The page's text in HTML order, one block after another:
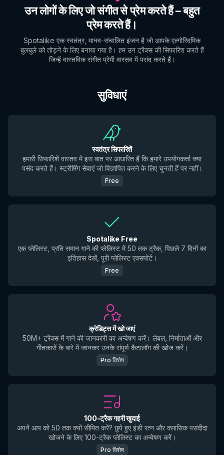
उन लोगों के लिए जो संगीत से प्रेम करते हैं – बहुत
प्रेम करते हैं।
Spotalike एक स्वतंत्र, मानव-संचालित इंजन है जो आपके एल्गोरिदमिक
बुलबुले को तोड़ने के लिए बनाया गया है। हम उन ट्रैक्स की सिफारिश करते हैं
जिन्हें वास्तविक संगीत प्रेमी वास्तव में पसंद करते हैं।
सुविधाएं
स्वतंत्र सिफारिशें
हमारी सिफारिशें वास्तव में इस बात पर आधारित हैं कि हमारे उपयोगकर्ता क्या
पसंद करते हैं। स्ट्रीमिंग सेवाएं जो विज्ञापित करने के लिए चुनती हैं पर नहीं।
Free
Spotalike Free
एक प्लेलिस्ट, प्रति समान गाने की प्लेलिस्ट में 50 तक ट्रैक, पिछले 7 दिनों का
इतिहास देखें, पूरी प्लेलिस्ट एक्सपोर्ट।
Free
क्रेडिट्स में खो जाएं
50M+ ट्रैक्स में गाने की जानकारी का अन्वेषण करें। लेबल, निर्माताओं और
गीतकारों के बारे में जानकर उनके संपूर्ण कैटालॉग की खोज करें।
Pro विशेष
100-ट्रैक गहरी खुदाई
अपने आप को 50 तक क्यों सीमित करें? छुपे हुए इंडी रत्न और क्लासिक पसंदीदा
खोजने के लिए 100-ट्रैक प्लेलिस्ट का अन्वेषण करें।
Pro विशेष